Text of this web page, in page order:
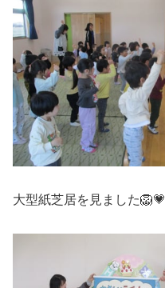
大型紙芝居を見ました🦁💗